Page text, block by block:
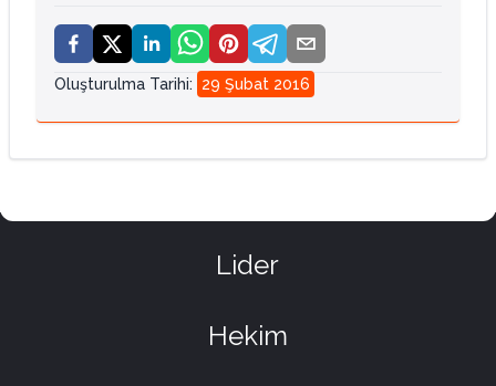
Oluşturulma Tarihi: 29 Şubat 2016
Lider
Hekim